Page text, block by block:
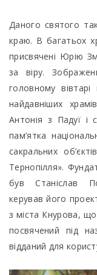
Даного святого
краю. В багатьох
присвячені Юрію
за віру.
головному
найдавніших
Антонія з Падуї і
пам’ятка
сакральних
Тернопілля».
був Станіслав
керував його
з міста Кнурова,
посвячений під
відданий для